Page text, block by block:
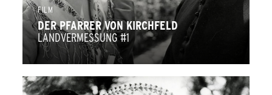
FILM
DER PFARRER VON KIRCHFELD
LANDVERMESSUNG #1